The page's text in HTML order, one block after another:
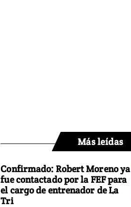
Más leídas
Confirmado: Robert Moreno ya
fue contactado por la FEF para
el cargo de entrenador de La
Tri